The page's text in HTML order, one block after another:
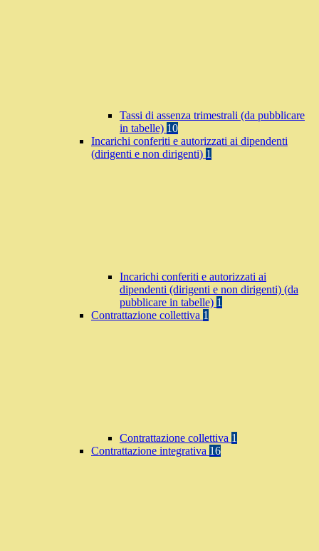
Tassi di assenza trimestrali (da pubblicare
in tabelle) 10
Incarichi conferiti e autorizzati ai dipendenti
(dirigenti e non dirigenti) 1
Incarichi conferiti e autorizzati ai
dipendenti (dirigenti e non dirigenti) (da
pubblicare in tabelle) 1
Contrattazione collettiva 1
Contrattazione collettiva 1
Contrattazione integrativa 16